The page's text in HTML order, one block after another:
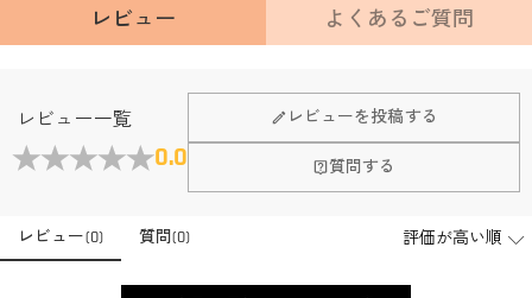
レビュー よくあるご質問
レビュー一覧
0.0
レビューを投稿する
質問する
レビュー(0) 質問(0)
Fanscheerについて
会社はどこにありますか？
本社はホンコンにあります。
店舗に費やす家賃や保険、人的労力等のコストを節約して、商
品自身が値下げできるために、現在はオンラインストアのみ運
営しております。